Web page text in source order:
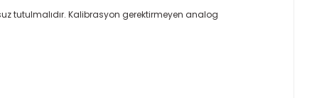
tutulmalıdır. Kalibrasyon gerektirmeyen analog